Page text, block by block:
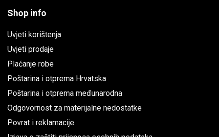
Shop info
Uvjeti korištenja
Uvjeti prodaje
Plaćanje robe
Poštarina i otprema Hrvatska
Poštarina i otprema međunarodna
Odgovornost za materijalne nedostatke
Povrat i reklamacije